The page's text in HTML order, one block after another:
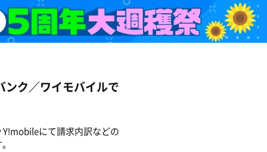
ンク／ワイモバイルで
にて請求内訳などの